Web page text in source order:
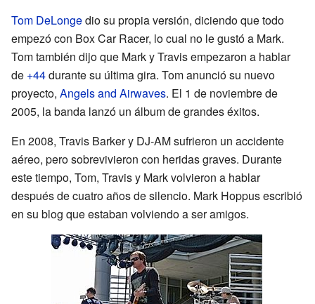
Tom DeLongedio su propia versión, diciendo que todo
empezó con Box Car Racer, lo cual no le gustó a Mark.
Tom también dijo que Mark y Travis empezaron a hablar
de +44durante su última gira. Tom anunció su nuevo
proyecto, Angels and Airwaves. El 1 de noviembre de
2005, la banda lanzó un álbum de grandes éxitos.
En 2008, Travis Barker y DJ-AM sufrieron un accidente
aéreo, pero sobrevivieron con heridas graves. Durante
este tiempo, Tom, Travis y Mark volvieron a hablar
después de cuatro años de silencio. Mark Hoppus escribió
en su blog que estaban volviendo a ser amigos.